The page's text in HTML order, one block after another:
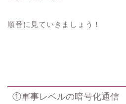
順番に見ていきましょう！
①軍事レベルの暗号化通信